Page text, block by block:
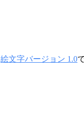
絵文字バージョン 1.0